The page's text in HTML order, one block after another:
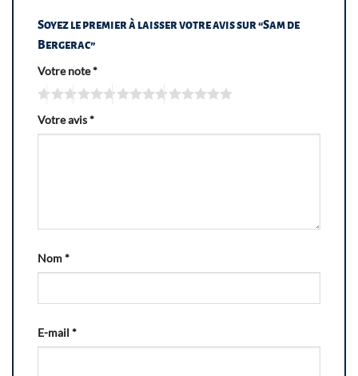
Soyez le premier à laisser votre avis sur “Sam de
Bergerac”
Votre note*
Votre avis*
Nom*
E-mail *